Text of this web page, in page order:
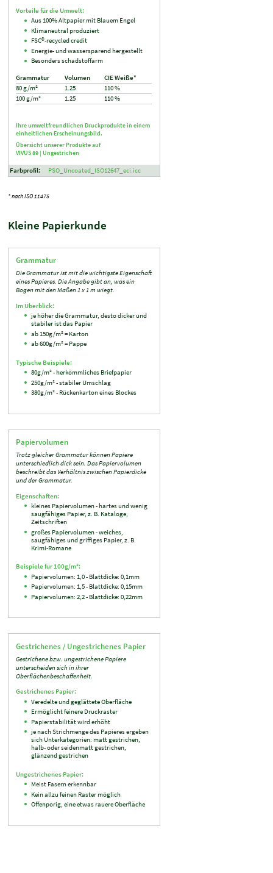
Vorteile für die Umwelt:
Aus 100% Altpapier mit Blauem Engel
Klimaneutral produziert
FSC®-recycled credit
Energie- und wassersparend hergestellt
Besonders schadstoffarm
Farbprofil: PSO_Uncoated_ISO12647_eci.icc
Grammatur Volumen
CIE Weiße*
80 g/m²
1.25
110 %
100 g/m²
1.25 110 %
Ihre umweltfreundlichen Druckprodukte in einem
einheitlichen Erscheinungsbild.
Übersicht unserer Produkte auf
VIVUS 89 | Ungestrichen
* nach ISO 11475
Kleine Papierkunde
Grammatur
Die Grammatur ist mit die wichtigste Eigenschaft
eines Papieres. Die Angabe gibt an, was ein
Bogen mit den Maßen 1 x 1 m wiegt.
Im Überblick:
je höher die Grammatur, desto dicker und
stabiler ist das Papier
ab 150g/m² = Karton
ab 600g/m² = Pappe
Typische Beispiele:
80g/m² - herkömmliches Briefpapier
250g/m² - stabiler Umschlag
380g/m² - Rückenkarton eines Blockes
Papiervolumen
Trotz gleicher Grammatur können Papiere
unterschiedlich dick sein. Das Papiervolumen
beschreibt das Verhältnis zwischen Papierdicke
und der Grammatur.
Eigenschaften:
kleines Papiervolumen - hartes und wenig
saugfähiges Papier, z. B. Kataloge,
Zeitschriften
großes Papiervolumen - weiches,
saugfähiges und griffiges Papier, z. B.
Krimi-Romane
Beispiele für 100g/m²:
Papiervolumen: 1,0 - Blattdicke: 0,1mm
Papiervolumen: 1,5 - Blattdicke: 0,15mm
Papiervolumen: 2,2 - Blattdicke: 0,22mm
Gestrichenes / Ungestrichenes Papier
Gestrichene bzw. ungestrichene Papiere
unterscheiden sich in ihrer
Oberflächenbeschaffenheit.
Gestrichenes Papier:
Veredelte und geglättete Oberfläche
Ermöglicht feinere Druckraster
Papierstabilität wird erhöht
je nach Strichmenge des Papieres ergeben
sich Unterkategorien: matt gestrichen,
halb- oder seidenmatt gestrichen,
glänzend gestrichen
Ungestrichenes Papier:
Meist Fasern erkennbar
Kein allzu feinen Raster möglich
Offenporig, eine etwas rauere Oberfläche